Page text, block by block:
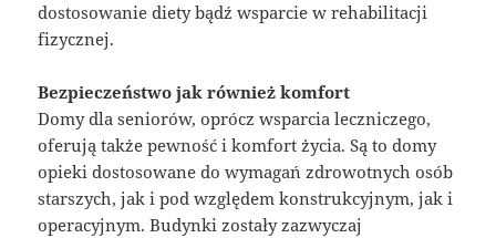
dostosowanie diety bądź wsparcie w rehabilitacji
fizycznej.
Bezpieczeństwo jak również komfort
Domy dla seniorów, oprócz wsparcia leczniczego,
oferują także pewność i komfort życia. Są to domy
opieki dostosowane do wymagań zdrowotnych osób
starszych, jak i pod względem konstrukcyjnym, jak i
operacyjnym. Budynki zostały zazwyczaj